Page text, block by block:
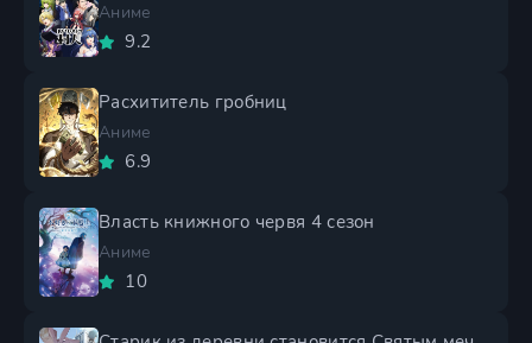
Аниме
9.2
Расхититель гробниц
Аниме
6.9
Власть книжного червя 4 сезон
Аниме
10